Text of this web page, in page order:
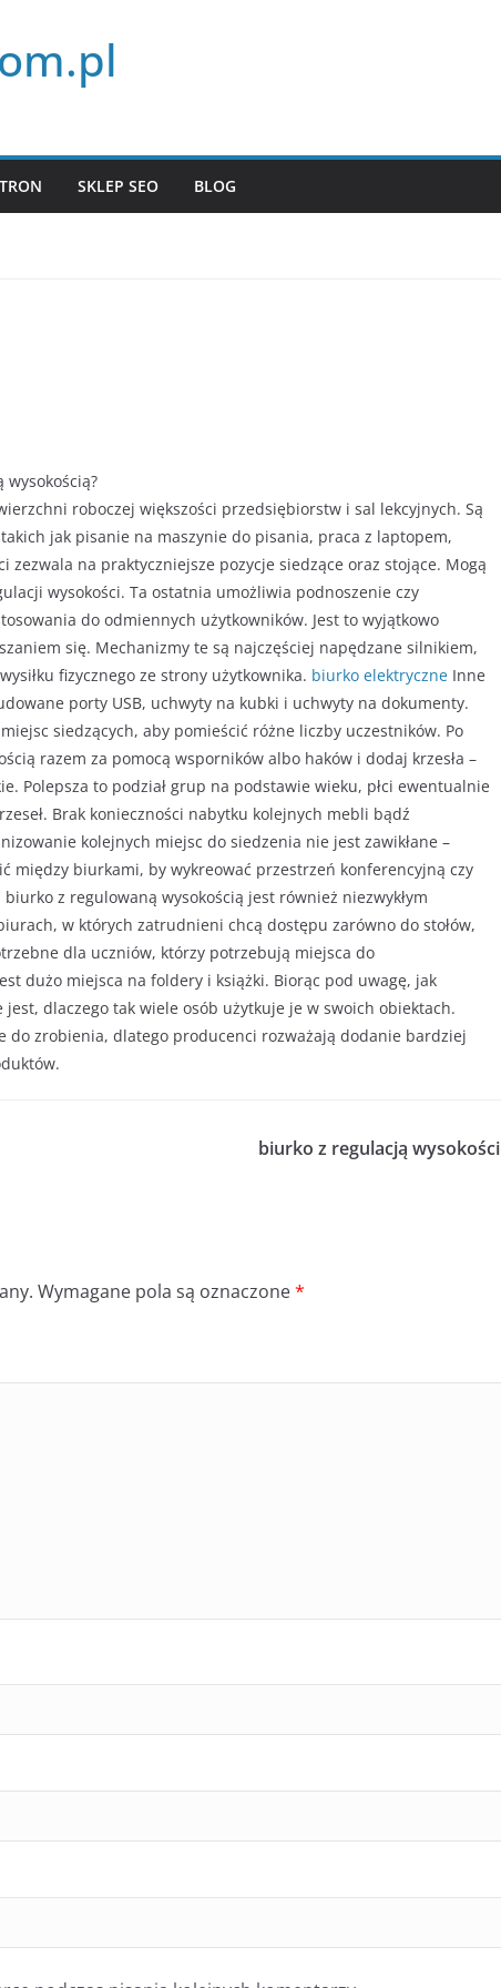
SKLEP SEO BLOG
wysokością?
roboczej większości przedsiębiorstw i sal lekcyjnych. Są
jak pisanie na maszynie do pisania, praca z laptopem,
zezwala na praktyczniejsze pozycje siedzące oraz stojące. Mogą
wysokości. Ta ostatnia umożliwia podnoszenie czy
do odmiennych użytkowników. Jest to wyjątkowo
się. Mechanizmy te są najczęściej napędzane silnikiem,
fizycznego ze strony użytkownika. biurko elektryczne Inne
porty USB, uchwyty na kubki i uchwyty na dokumenty.
siedzących, aby pomieścić różne liczby uczestników. Po
razem za pomocą wsporników albo haków i dodaj krzesła –
Polepsza to podział grup na podstawie wieku, płci ewentualnie
Brak konieczności nabytku kolejnych mebli bądź
kolejnych miejsc do siedzenia nie jest zawikłane –
między biurkami, by wykreować przestrzeń konferencyjną czy
z regulowaną wysokością jest również niezwykłym
w których zatrudnieni chcą dostępu zarówno do stołów,
dla uczniów, którzy potrzebują miejsca do
dużo miejsca na foldery i książki. Biorąc pod uwagę, jak
dlaczego tak wiele osób użytkuje je w swoich obiektach.
do zrobienia, dlatego producenci rozważają dodanie bardziej
biurko z regulacją wysokości
Wymagane pola są oznaczone*